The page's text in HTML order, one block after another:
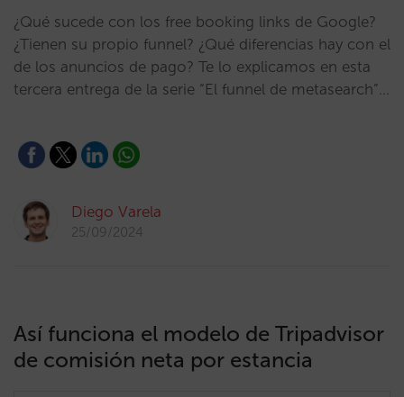
¿Qué sucede con los free booking links de Google?
¿Tienen su propio funnel? ¿Qué diferencias hay con el
de los anuncios de pago? Te lo explicamos en esta
tercera entrega de la serie “El funnel de metasearch”…
Diego Varela
25/09/2024
Así funciona el modelo de Tripadvisor
de comisión neta por estancia